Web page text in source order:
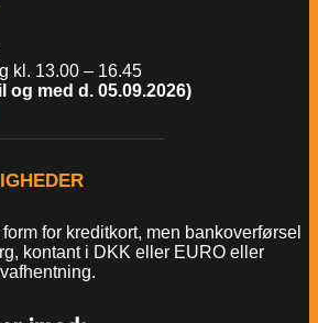
kl. 13.00 – 16.45
og med d. 05.09.2026)
for kreditkort, men bankoverførsel
kontant i DKK eller EURO eller